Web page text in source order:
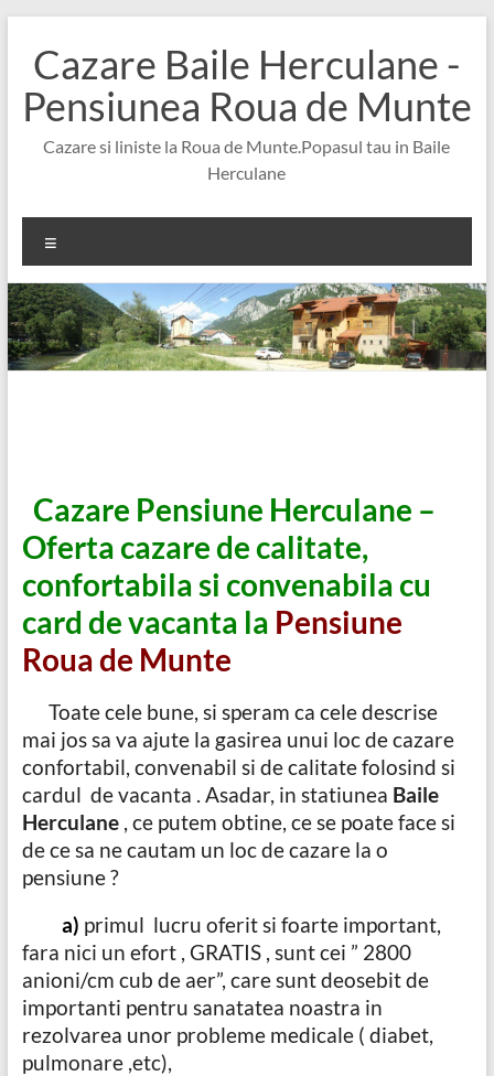
content
Cazare Baile Herculane -
Pensiunea Roua de Munte
Cazare si liniste la Roua de Munte.Popasul tau in Baile
Herculane
Cazare Pensiune Herculane –
Oferta cazare de calitate,
confortabila si convenabila cu
card de vacanta la Pensiune
Roua de Munte
Toate cele bune, si speram ca cele descrise
mai jos sa va ajute la gasirea unui loc de cazare
confortabil, convenabil si de calitate folosind si
cardul de vacanta . Asadar, in statiunea Baile
Herculane, ce putem obtine, ce se poate face si
de ce sa ne cautam un loc de cazare la o
pensiune ?
a) primul lucru oferit si foarte important,
fara nici un efort , GRATIS , sunt cei ” 2800
anioni/cm cub de aer”, care sunt deosebit de
importanti pentru sanatatea noastra in
rezolvarea unor probleme medicale ( diabet,
pulmonare ,etc),